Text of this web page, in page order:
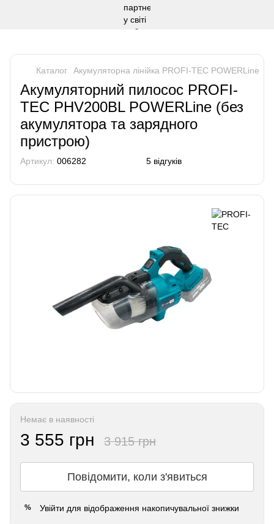
Каталог Акумуляторна лінійка PROFI-TEC POWERLine
Акумуляторний пилосос PROFI-
TEC PHV200BL POWERLine (без
акумулятора та зарядного
пристрою)
Артикул: 006282 5 відгуків
Немає в наявності
3 555 грн 3 915 грн
Повідомити, коли з'явиться
% Увійти для відображення накопичувальної знижки